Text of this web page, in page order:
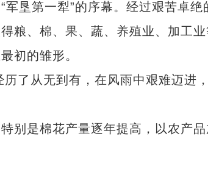
垦第一犁”的序幕。经过艰苦卓绝
粮、棉、果、蔬、养殖业、加工业
初的雏形。
了从无到有，在风雨中艰难迈进
是棉花产量逐年提高，以农产品